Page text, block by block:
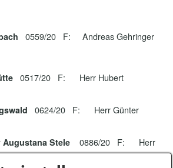
0559/20 F: Andreas Gehringer
0517/20 F: Herr Hubert
0624/20 F: Herr Günter
Stele 0886/20 F: Herr